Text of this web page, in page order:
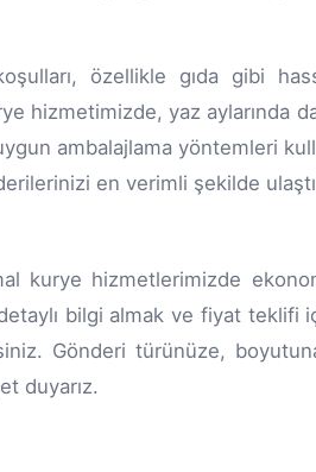
özellikle gıda gibi
hizmetimizde, yaz aylarında
ambalajlama yöntemleri
en verimli şekilde
kurye hizmetlerimizde
bilgi almak ve fiyat teklifi
Gönderi türünüze,
duyarız.